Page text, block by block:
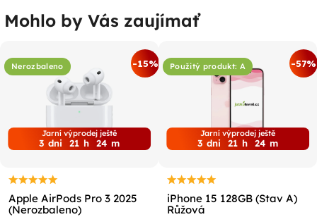
Mohlo by Vás zaujímať
Nerozbaleno -15%
Jarní výprodej ještě
3 dni 21 h 24 m
Apple AirPods Pro 3 2025
(Nerozbaleno)
Použitý produkt: A -57%
Jarní výprodej ještě
3 dni 21 h 24 m
iPhone 15 128GB (Stav A)
Růžová